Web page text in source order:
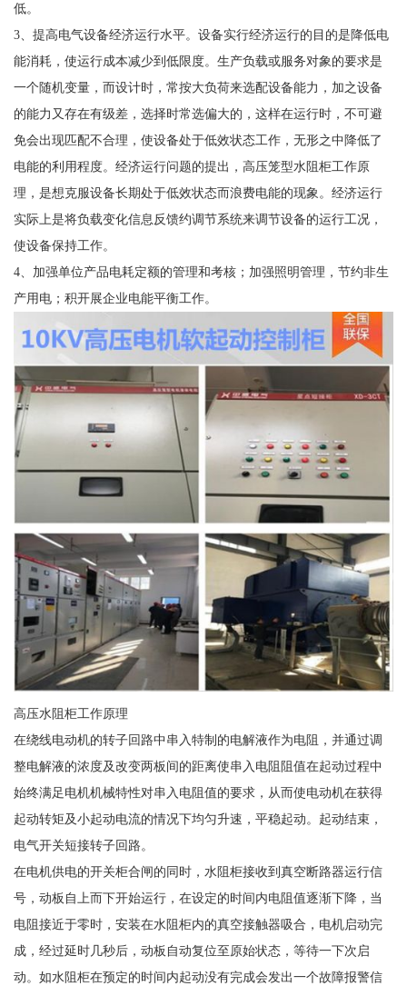
低。
3、提高电气设备经济运行水平。设备实行经济运行的目的是降低电
能消耗，使运行成本减少到低限度。生产负载或服务对象的要求是
一个随机变量，而设计时，常按大负荷来选配设备能力，加之设备
的能力又存在有级差，选择时常选偏大的，这样在运行时，不可避
免会出现匹配不合理，使设备处于低效状态工作，无形之中降低了
电能的利用程度。经济运行问题的提出，高压笼型水阻柜工作原
理，是想克服设备长期处于低效状态而浪费电能的现象。经济运行
实际上是将负载变化信息反馈约调节系统来调节设备的运行工况，
使设备保持工作。
4、加强单位产品电耗定额的管理和考核；加强照明管理，节约非生
产用电；积开展企业电能平衡工作。
高压水阻柜工作原理
在绕线电动机的转子回路中串入特制的电解液作为电阻，并通过调
整电解液的浓度及改变两板间的距离使串入电阻阻值在起动过程中
始终满足电机机械特性对串入电阻值的要求，从而使电动机在获得
起动转矩及小起动电流的情况下均匀升速，平稳起动。起动结束，
电气开关短接转子回路。
在电机供电的开关柜合闸的同时，水阻柜接收到真空断路器运行信
号，动板自上而下开始运行，在设定的时间内电阻值逐渐下降，当
电阻接近于零时，安装在水阻柜内的真空接触器吸合，电机启动完
成，经过延时几秒后，动板自动复位至原始状态，等待一下次启
动。如水阻柜在预定的时间内起动没有完成会发出一个故障报警信